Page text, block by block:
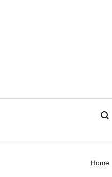
Home